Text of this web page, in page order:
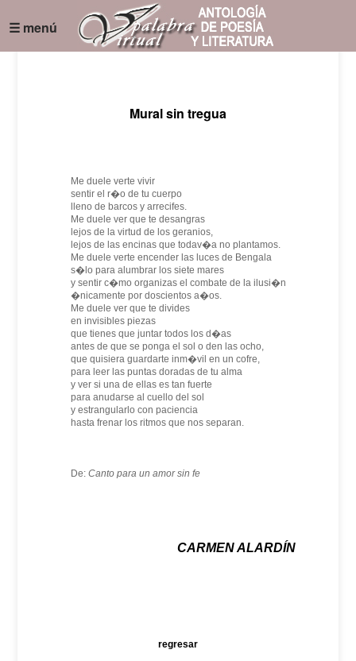
☰ menú
Mural sin tregua
Me duele verte vivir
sentir el r�o de tu cuerpo
lleno de barcos y arrecifes.
Me duele ver que te desangras
lejos de la virtud de los geranios,
lejos de las encinas que todav�a no plantamos.
Me duele verte encender las luces de Bengala
s�lo para alumbrar los siete mares
y sentir c�mo organizas el combate de la ilusi�n
�nicamente por doscientos a�os.
Me duele ver que te divides
en invisibles piezas
que tienes que juntar todos los d�as
antes de que se ponga el sol o den las ocho,
que quisiera guardarte inm�vil en un cofre,
para leer las puntas doradas de tu alma
y ver si una de ellas es tan fuerte
para anudarse al cuello del sol
y estrangularlo con paciencia
hasta frenar los ritmos que nos separan.
De: Canto para un amor sin fe
CARMEN ALARDÍN
regresar